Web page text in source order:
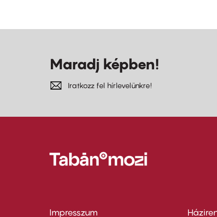
Maradj képben!
Iratkozz fel hírlevelünkre!
Impresszum